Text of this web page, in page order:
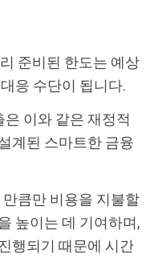
준비된 한도는 예상
응 수단이 됩니다.
이와 같은 재정적
계된 스마트한 금융
큼만 비용을 지불할
높이는 데 기여하며,
행되기 때문에 시간